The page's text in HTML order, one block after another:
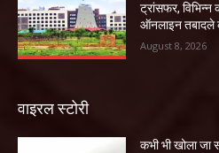
ट्रांसफर,
ऑनलाइन तबादले
August 8, 2026
वाइरल स्टोरी
कभी भी खोला जा